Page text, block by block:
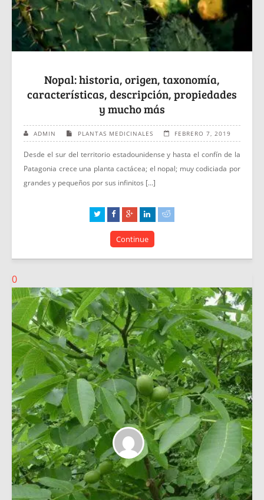
Nopal: historia, origen, taxonomía,
características, descripción, propiedades
y mucho más
ADMIN PLANTAS MEDICINALES FEBRERO 7, 2019
Desde el sur del territorio estadounidense y hasta el confín de la
Patagonia crece una planta cactácea; el nopal; muy codiciada por
grandes y pequeños por sus infinitos [...]
Continue
0